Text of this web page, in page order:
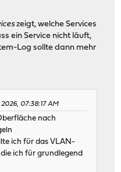
zeigt, welche Services
ein Service nicht läuft,
Log sollte dann mehr
07:38:17 AM
nach
ich für das VLAN-
ich für grundlegend